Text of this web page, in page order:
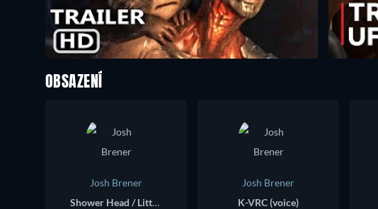
OBSAZENÍ
Josh Brener
Shower Head / Litter Box (voice)
Josh Brener
K-VRC (voice)